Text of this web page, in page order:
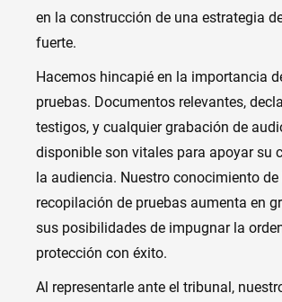
en la construcción de una estrategia
fuerte.
Hacemos hincapié en la importancia
pruebas. Documentos relevantes,
testigos, y cualquier grabación de
disponible son vitales para apoyar su
la audiencia. Nuestro conocimiento de
recopilación de pruebas aumenta en
sus posibilidades de impugnar la
protección con éxito.
Al representarle ante el tribunal,